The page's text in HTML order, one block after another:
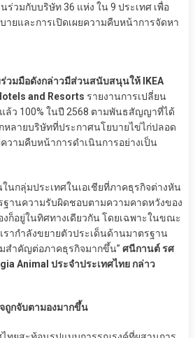
ร่วมกับบริษัท 36 แห่ง ใน 9 ประเทศ เพื่อ
ยและการเปิดเผยความคืบหน้าการจัดหา
วมมือดังกล่าวมีส่วนสนับสนุนให้ IKEA
and Resorts รายงานการเปลี่ยน
ล้ว 100% ในปี 2568 ตามพันธสัญญาที่ได้
หลายบริษัทที่ประกาศนโยบายไข่ไก่ปลอด
ความคืบหน้าการดำเนินการอย่างเป็น
นกลุ่มประเทศในเอเชียที่ภาคธุรกิจต่างหัน
านความรับผิดชอบตามความคาดหวังของ
งก็อยู่ในทิศทางเดียวกัน โดยเฉพาะในขณะ
รากำลังขยายตัวประเด็นด้านมาตรฐาน
สำคัญต่อภาคธุรกิจมากขึ้น” ศนีกานต์ รศ
Animal ประจำประเทศไทย กล่าว
ถูกจับตามองมากขึ้น